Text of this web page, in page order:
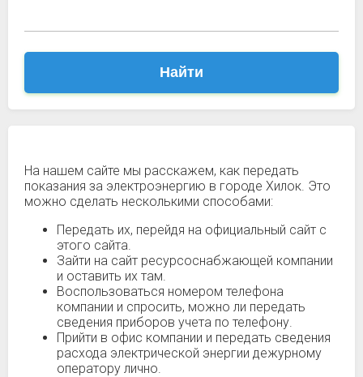
Найти
На нашем сайте мы расскажем, как передать
показания за электроэнергию в городе Хилок. Это
можно сделать несколькими способами:
Передать их, перейдя на официальный сайт с
этого сайта.
Зайти на сайт ресурсоснабжающей компании
и оставить их там.
Воспользоваться номером телефона
компании и спросить, можно ли передать
сведения приборов учета по телефону.
Прийти в офис компании и передать сведения
расхода электрической энергии дежурному
оператору лично.